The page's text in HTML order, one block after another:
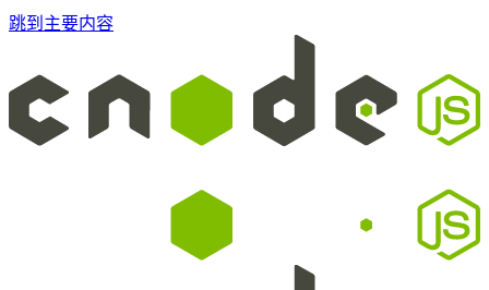
跳到主要内容